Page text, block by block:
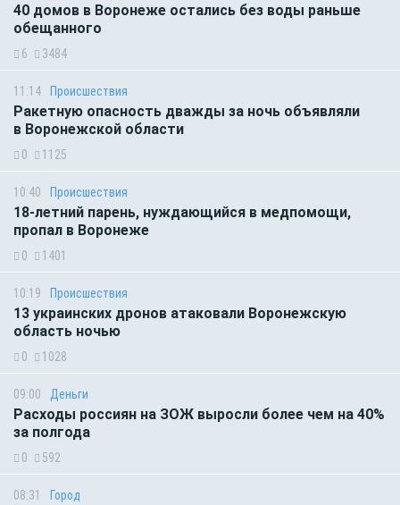
40 домов в Воронеже остались без воды раньше
обещанного
6 3484
11:14 Происшествия
Ракетную опасность дважды за ночь объявляли
в Воронежской области
0 1125
10:40 Происшествия
18-летний парень, нуждающийся в медпомощи,
пропал в Воронеже
0 1401
10:19 Происшествия
13 украинских дронов атаковали Воронежскую
область ночью
0 1028
09:00 Деньги
Расходы россиян на ЗОЖ выросли более чем на 40%
за полгода
0 592
08:31 Город